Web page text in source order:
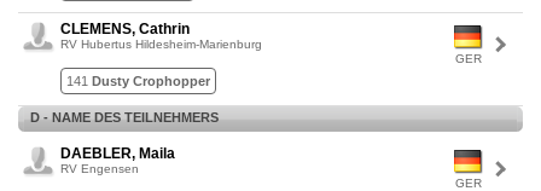
GER
CLEMENS, Cathrin
RV Hubertus Hildesheim-Marienburg
141 Dusty Crophopper
D - NAME DES TEILNEHMERS
GER
DAEBLER, Maila
RV Engensen